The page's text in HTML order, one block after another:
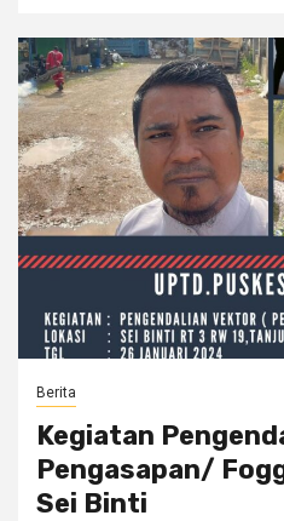
Berita
Kegiatan
Pengasapan/
Sei Binti